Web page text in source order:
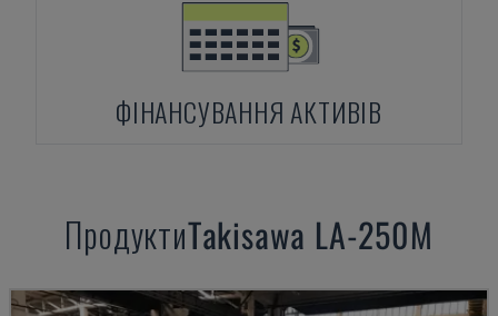
ФІНАНСУВАННЯ АКТИВІВ
ПродуктиTakisawa LA-250M